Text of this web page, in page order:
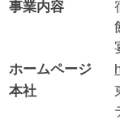
事業内容
ホームページ
本社